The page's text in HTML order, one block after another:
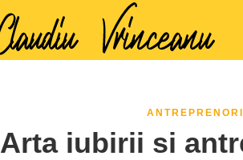
Arta iubirii si